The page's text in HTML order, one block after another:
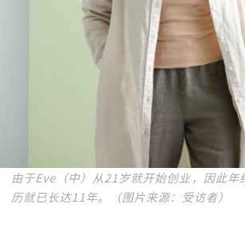
由于Eve（中）从21岁就开始创业，因此年
历就已长达11年。（图片来源：受访者）